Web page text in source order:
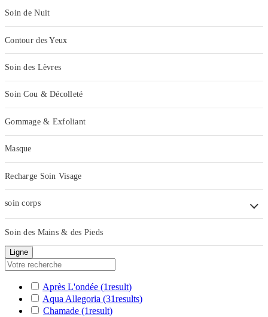
Soin de Nuit
Contour des Yeux
Soin des Lèvres
Soin Cou & Décolleté
Gommage & Exfoliant
Masque
Recharge Soin Visage
soin corps
Soin des Mains & des Pieds
Ligne
Après L'ondée (1result)
Aqua Allegoria (31results)
Chamade (1result)